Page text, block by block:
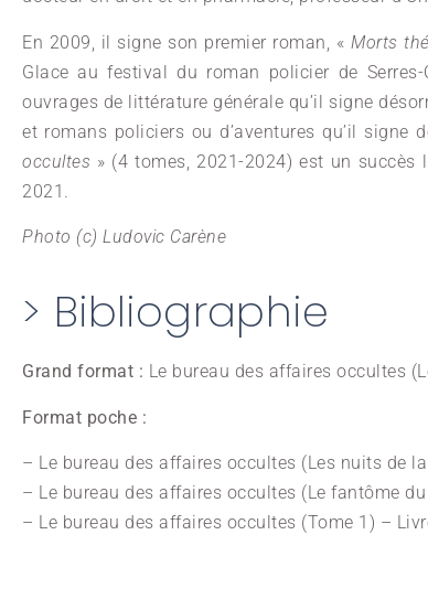
En 2009, il signe son premier roman, «Morts
Glace au festival du roman policier de
ouvrages de littérature générale qu’il signe
et romans policiers ou d’aventures qu’il signe
occultes » (4 tomes, 2021-2024) est un
2021.
Photo (c) Ludovic Carène
> Bibliographie
Grand format : Le bureau des affaires occultes
Format poche :
– Le bureau des affaires occultes (Les nuits de
– Le bureau des affaires occultes (Le fantôme
– Le bureau des affaires occultes (Tome 1) –